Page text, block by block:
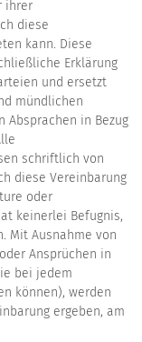
ihrer
diese
kann. Diese
Erklärung
und ersetzt
mündlichen
Absprachen in Bezug
schriftlich von
diese Vereinbarung
oder
keinerlei Befugnis,
Mit Ausnahme von
Ansprüchen in
bei jedem
können), werden
ergeben, am